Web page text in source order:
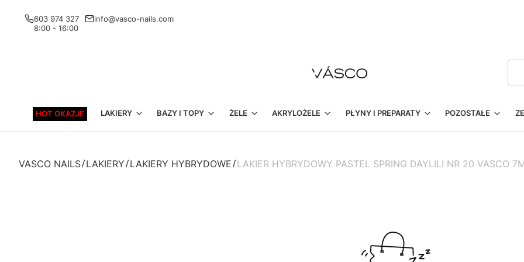
603 974 327
8:00 - 16:00
info@vasco-nails.com
HOT OKAZJE LAKIERY BAZY I TOPY ŻELE AKRYLOŻELE PŁYNY I PREPARATY POZOSTAŁE
VASCO NAILS LAKIERY LAKIERY HYBRYDOWE LAKIER HYBRYDOWY PASTEL SPRING DAYLILI NR 20 VASCO